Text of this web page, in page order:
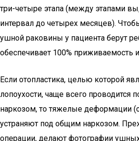
три-четыре этапа (между этапами
интервал до четырех месяцев).
ушной раковины у пациента берут
обеспечивает 100% приживаемость
Если отопластика, целью которой
лопоухости, чаще всего проводится
наркозом, то тяжелые деформации
устраняют под общим наркозом.
операции, делают фотографии